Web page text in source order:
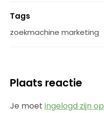
Tags
zoekmachine marketing
Plaats reactie
Je moet ingelogd zijn op